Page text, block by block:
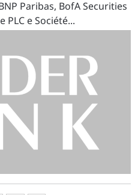
Paribas, BofA Securities
PLC e Société...